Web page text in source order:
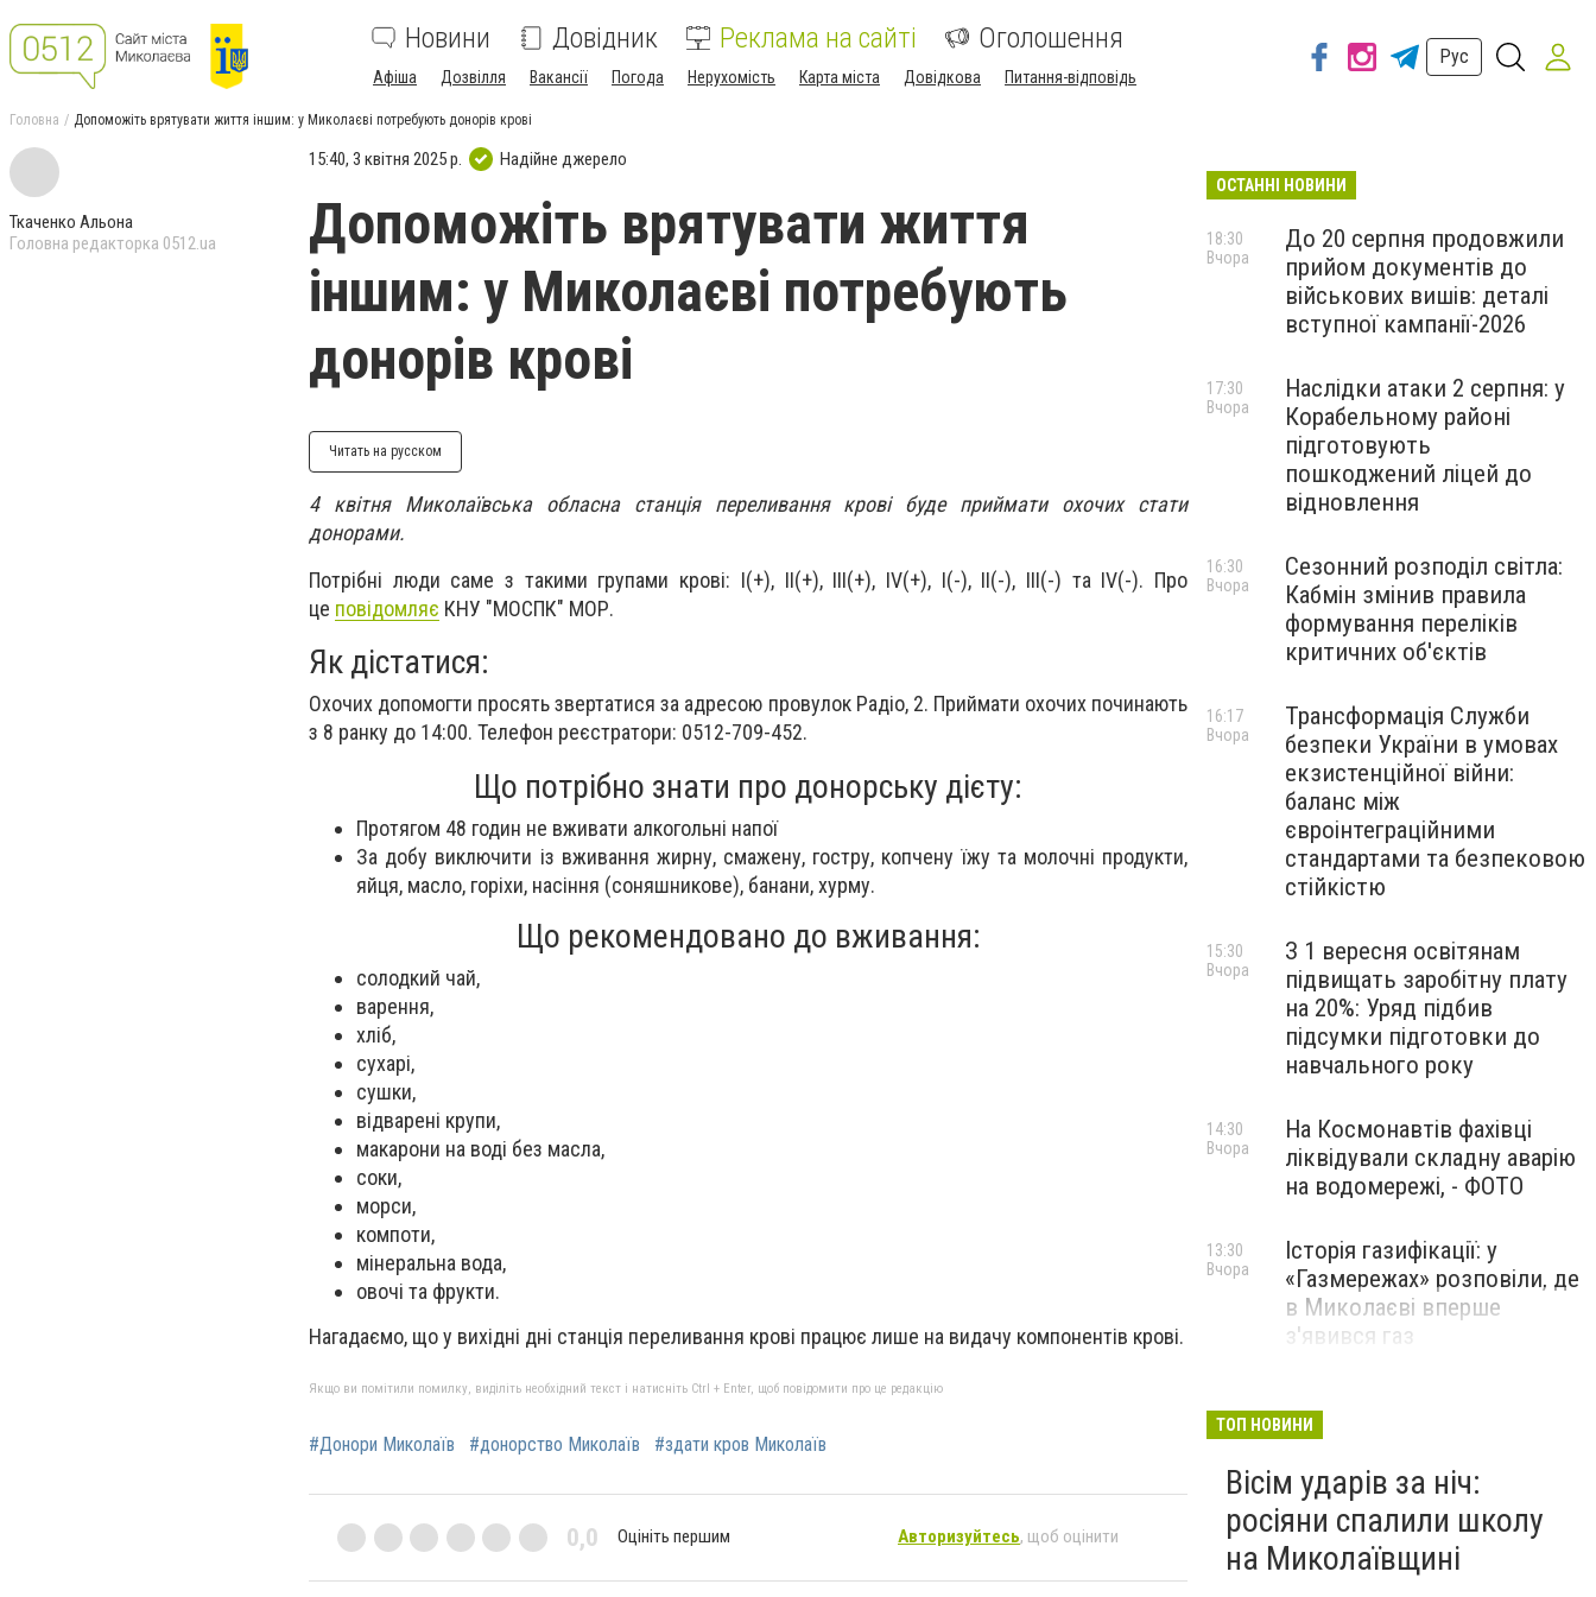
Новини Довідник Реклама на сайті Оголошення
Афіша Дозвілля Вакансії Погода Нерухомість Карта міста Довідкова Питання-відповідь
Рус
Головна Допоможіть врятувати життя іншим: у Миколаєві потребують донорів крові
Ткаченко Альона
Головна редакторка 0512.ua
15:40, 3 квітня 2025 р. Надійне джерело
Допоможіть врятувати життя
іншим: у Миколаєві потребують
донорів крові
Читать на русском
4 квітня Миколаївська обласна станція переливання крові буде приймати охочих стати
донорами.
Потрібні люди саме з такими групами крові: І(+), II(+), III(+), IV(+), I(-), II(-), III(-) та IV(-). Про
це повідомляє КНУ "МОСПК" МОР.
Як дістатися:
Охочих допомогти просять звертатися за адресою провулок Радіо, 2. Приймати охочих починають
з 8 ранку до 14:00. Телефон реєстратори: 0512-709-452.
Що потрібно знати про донорську дієту:
Протягом 48 годин не вживати алкогольні напої
За добу виключити із вживання жирну, смажену, гостру, копчену їжу та молочні продукти,
яйця, масло, горіхи, насіння (соняшникове), банани, хурму.
Що рекомендовано до вживання:
солодкий чай,
варення,
хліб,
сухарі,
сушки,
відварені крупи,
макарони на воді без масла,
соки,
морси,
компоти,
мінеральна вода,
овочі та фрукти.
Нагадаємо, що у вихідні дні станція переливання крові працює лише на видачу компонентів крові.
Якщо ви помітили помилку, виділіть необхідний текст і натисніть Ctrl + Enter, щоб повідомити про це редакцію
#Донори Миколаїв #донорство Миколаїв #здати кров Миколаїв
0,0 Оцініть першим Авторизуйтесь, щоб оцінити
ОСТАННІ НОВИНИ
До 20 серпня продовжили
прийом документів до
військових вишів: деталі
вступної кампанії-2026
18:30
Вчора
Наслідки атаки 2 серпня: у
Корабельному районі
підготовують
пошкоджений ліцей до
відновлення
17:30
Вчора
Сезонний розподіл світла:
Кабмін змінив правила
формування переліків
критичних об'єктів
16:30
Вчора
Трансформація Служби
безпеки України в умовах
екзистенційної війни:
баланс між
євроінтеграційними
стандартами та безпековою
стійкістю
16:17
Вчора
З 1 вересня освітянам
підвищать заробітну плату
на 20%: Уряд підбив
підсумки підготовки до
навчального року
15:30
Вчора
На Космонавтів фахівці
ліквідували складну аварію
на водомережі, - ФОТО
14:30
Вчора
Історія газифікації: у
«Газмережах» розповіли, де
в Миколаєві вперше
з'явився газ
13:30
Вчора
Миколаєві 2026: шукаємо
перезавантаження
ПАРТНЕРСЬКИЙ СПЕЦПРОЄКТ
Вчора
ТОП НОВИНИ
Вісім ударів за ніч:
росіяни спалили школу
на Миколаївщині